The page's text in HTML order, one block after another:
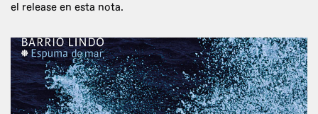
el release en esta nota.